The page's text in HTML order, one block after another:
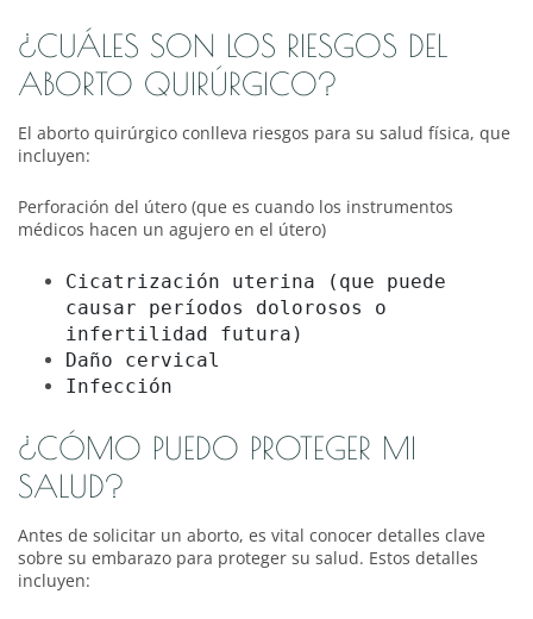
¿CUÁLES SON LOS RIESGOS DEL
ABORTO QUIRÚRGICO?
El aborto quirúrgico conlleva riesgos para su salud física, que
incluyen:
Perforación del útero (que es cuando los instrumentos
médicos hacen un agujero en el útero)
Cicatrización uterina (que puede
causar períodos dolorosos o
infertilidad futura)
Daño cervical
Infección
¿CÓMO PUEDO PROTEGER MI
SALUD?
Antes de solicitar un aborto, es vital conocer detalles clave
sobre su embarazo para proteger su salud. Estos detalles
incluyen: